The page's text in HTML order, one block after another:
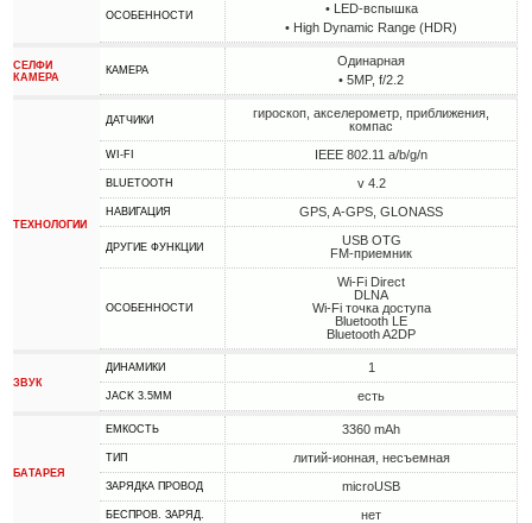
ОСОБЕННОСТИ
• LED-вспышка
• High Dynamic Range (HDR)
СЕЛФИ
КАМЕРА
КАМЕРА
Одинарная
• 5MP, f/2.2
ТЕХНОЛОГИИ
ДАТЧИКИ
гироскоп, акселерометр, приближения,
компас
WI-FI IEEE 802.11 a/b/g/n
BLUETOOTH v 4.2
НАВИГАЦИЯ GPS, A-GPS, GLONASS
ДРУГИЕ ФУНКЦИИ
USB OTG
FM-приемник
ОСОБЕННОСТИ
Wi-Fi Direct
DLNA
Wi-Fi точка доступа
Bluetooth LE
Bluetooth A2DP
ЗВУК
ДИНАМИКИ 1
JACK 3.5MM есть
БАТАРЕЯ
ЕМКОСТЬ 3360 mAh
ТИП литий-ионная, несъемная
ЗАРЯДКА ПРОВОД microUSB
БЕСПРОВ. ЗАРЯД. нет